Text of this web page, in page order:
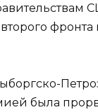
фронта
была